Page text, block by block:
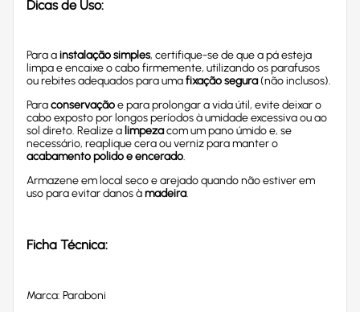
Dicas de Uso:
Para ainstalação simples, certifique-se de que a pá esteja
limpa e encaixe o cabo firmemente, utilizando os parafusos
ou rebites adequados para umafixação segura(não inclusos).
Paraconservaçãoe para prolongar a vida útil, evite deixar o
cabo exposto por longos períodos à umidade excessiva ou ao
sol direto. Realize a limpezacom um pano úmido e, se
necessário, reaplique cera ou verniz para manter o
acabamento polido e encerado.
Armazene em local seco e arejado quando não estiver em
uso para evitar danos àmadeira.
Ficha Técnica:
Marca: Paraboni